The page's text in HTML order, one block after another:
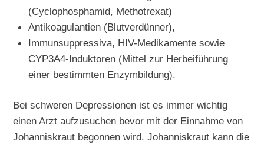
(Cyclophosphamid, Methotrexat)
Antikoagulantien (Blutverdünner),
Immunsuppressiva, HIV-Medikamente sowie
CYP3A4-Induktoren (Mittel zur Herbeiführung
einer bestimmten Enzymbildung).
Bei schweren Depressionen ist es immer wichtig
einen Arzt aufzusuchen bevor mit der Einnahme von
Johanniskraut begonnen wird. Johanniskraut kann die